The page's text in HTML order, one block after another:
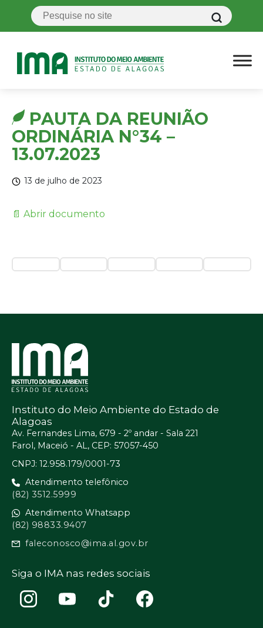
PAUTA DA REUNIÃO
ORDINÁRIA N°34 –
13.07.2023
13 de julho de 2023
📄 Abrir documento
Instituto do Meio Ambiente do Estado de
Alagoas
Av. Fernandes Lima, 679 - 2º andar - Sala 221
Farol, Maceió - AL, CEP: 57057-450
CNPJ: 12.958.179/0001-73
Atendimento telefônico
(82) 3512.5999
Atendimento Whatsapp
(82) 98833.9407
faleconosco@ima.al.gov.br
Siga o IMA nas redes sociais